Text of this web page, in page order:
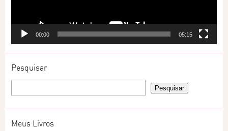
00:00 05:15
Pesquisar
Meus Livros